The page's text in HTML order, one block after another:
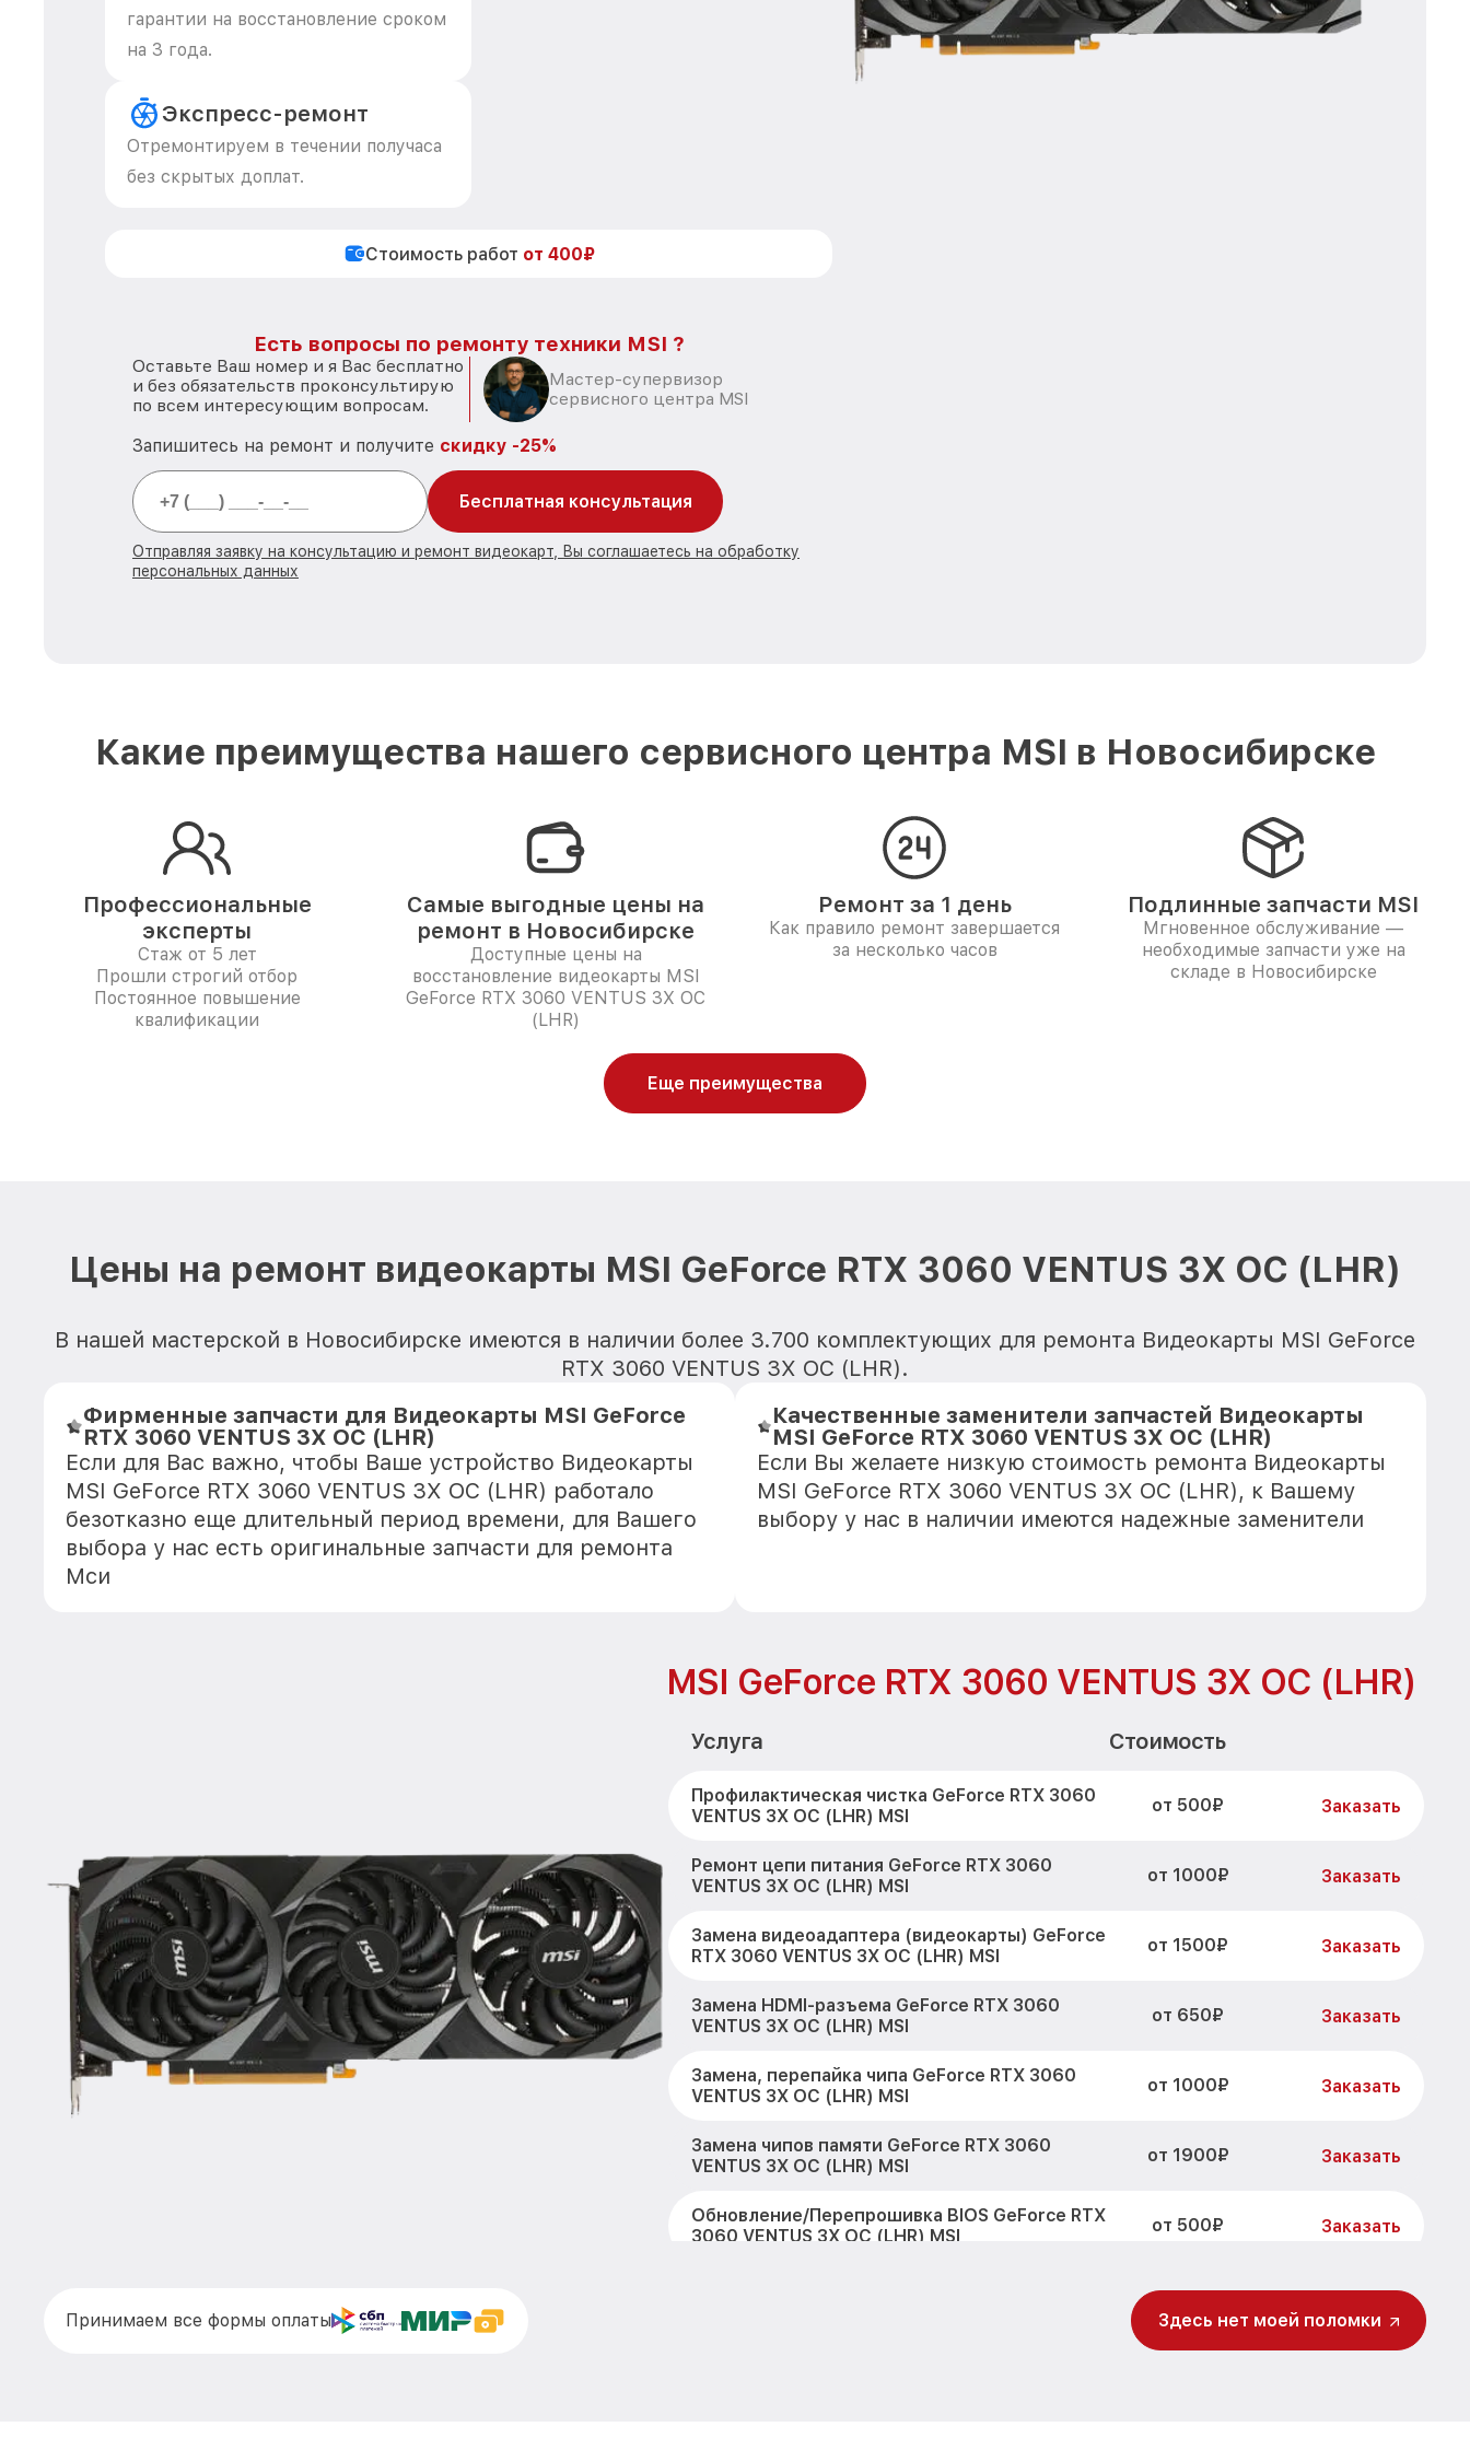
гарантии на восстановление сроком
на 3 года.
Экспресс-ремонт
Отремонтируем в течении получаса
без скрытых доплат.
Стоимость работ от 400₽
Есть вопросы по ремонту техники MSI ?
Оставьте Ваш номер и я Вас бесплатно
и без обязательств проконсультирую
по всем интересующим вопросам.
Мастер-супервизор
сервисного центра MSI
Запишитесь на ремонт и получите скидку -25%
Бесплатная консультация
Отправляя заявку на консультацию и ремонт видеокарт, Вы соглашаетесь на обработку
персональных данных
Какие преимущества нашего сервисного центра MSI в Новосибирске
Профессиональные
эксперты
Стаж от 5 лет
Прошли строгий отбор
Постоянное повышение
квалификации
Самые выгодные цены на
ремонт в Новосибирске
Доступные цены на
восстановление видеокарты MSI
GeForce RTX 3060 VENTUS 3X OC
(LHR)
Ремонт за 1 день
Как правило ремонт завершается
за несколько часов
Подлинные запчасти MSI
Мгновенное обслуживание —
необходимые запчасти уже на
складе в Новосибирске
Еще преимущества
Цены на ремонт видеокарты MSI GeForce RTX 3060 VENTUS 3X OC (LHR)
В нашей мастерской в Новосибирске имеются в наличии более 3.700 комплектующих для ремонта Видеокарты MSI GeForce
RTX 3060 VENTUS 3X OC (LHR).
Фирменные запчасти для Видеокарты MSI GeForce
RTX 3060 VENTUS 3X OC (LHR)
Если для Вас важно, чтобы Ваше устройство Видеокарты
MSI GeForce RTX 3060 VENTUS 3X OC (LHR) работало
безотказно еще длительный период времени, для Вашего
выбора у нас есть оригинальные запчасти для ремонта
Мси
Качественные заменители запчастей Видеокарты
MSI GeForce RTX 3060 VENTUS 3X OC (LHR)
Если Вы желаете низкую стоимость ремонта Видеокарты
MSI GeForce RTX 3060 VENTUS 3X OC (LHR), к Вашему
выбору у нас в наличии имеются надежные заменители
MSI GeForce RTX 3060 VENTUS 3X OC (LHR)
Услуга Стоимость
Профилактическая чистка GeForce RTX 3060
VENTUS 3X OC (LHR) MSI
от 500₽ Заказать
Ремонт цепи питания GeForce RTX 3060
VENTUS 3X OC (LHR) MSI
от 1000₽ Заказать
Замена видеоадаптера (видеокарты) GeForce
RTX 3060 VENTUS 3X OC (LHR) MSI
от 1500₽ Заказать
Замена HDMI-разъема GeForce RTX 3060
VENTUS 3X OC (LHR) MSI
от 650₽ Заказать
Замена, перепайка чипа GeForce RTX 3060
VENTUS 3X OC (LHR) MSI
от 1000₽ Заказать
Замена чипов памяти GeForce RTX 3060
VENTUS 3X OC (LHR) MSI
от 1900₽ Заказать
Обновление/Перепрошивка BIOS GeForce RTX
3060 VENTUS 3X OC (LHR) MSI
от 500₽ Заказать
от 1000₽ Заказать
Принимаем все формы оплаты Здесь нет моей поломки